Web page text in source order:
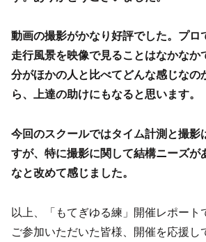
動画の撮影がかなり好評でした。プロ
走行風景を映像で見ることはなかなか
分がほかの人と比べてどんな感じなの
ら、上達の助けにもなると思います。
今回のスクールではタイム計測と撮影
すが、特に撮影に関して結構ニーズが
なと改めて感じました。
以上、「もてぎゆる練」開催レポート
ご参加いただいた皆様、開催を応援し